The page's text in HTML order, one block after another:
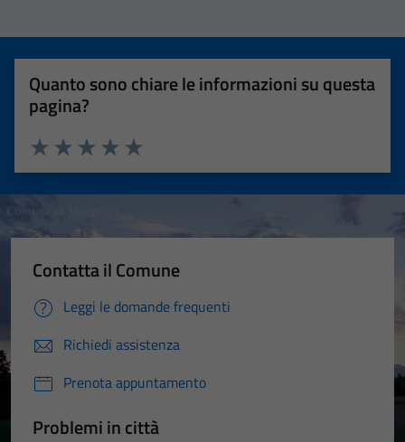
Quanto sono chiare le informazioni su questa
pagina?
Valuta 5 stelle su 5
Valuta 4 stelle su 5
Valuta 3 stelle su 5
Valuta 2 stelle su 5
Valuta 1 stelle su 5
Contatta il Comune
Leggi le domande frequenti
Richiedi assistenza
Prenota appuntamento
Problemi in città